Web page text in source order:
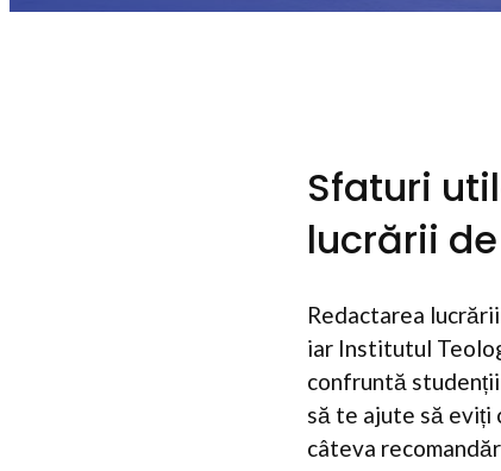
Sfaturi
lucrării
Redactarea
iar Institutul
confruntă
să te ajute să eviți
câteva